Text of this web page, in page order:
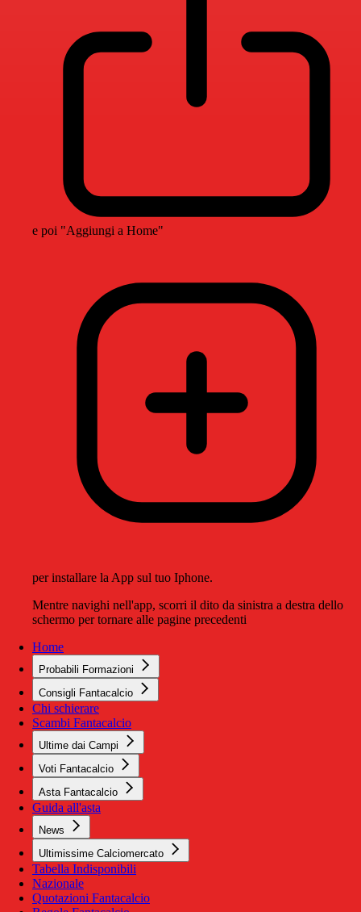
e poi "Aggiungi a Home"
per installare la App sul tuo Iphone.
Mentre navighi nell'app, scorri il dito da sinistra a destra dello
schermo per tornare alle pagine precedenti
Home
Probabili Formazioni
Consigli Fantacalcio
Chi schierare
Scambi Fantacalcio
Ultime dai Campi
Voti Fantacalcio
Asta Fantacalcio
Guida all'asta
News
Ultimissime Calciomercato
Tabella Indisponibili
Nazionale
Quotazioni Fantacalcio